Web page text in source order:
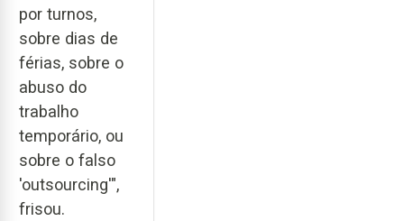
por turnos,
sobre dias de
férias, sobre o
abuso do
trabalho
temporário, ou
sobre o falso
'outsourcing'",
frisou.